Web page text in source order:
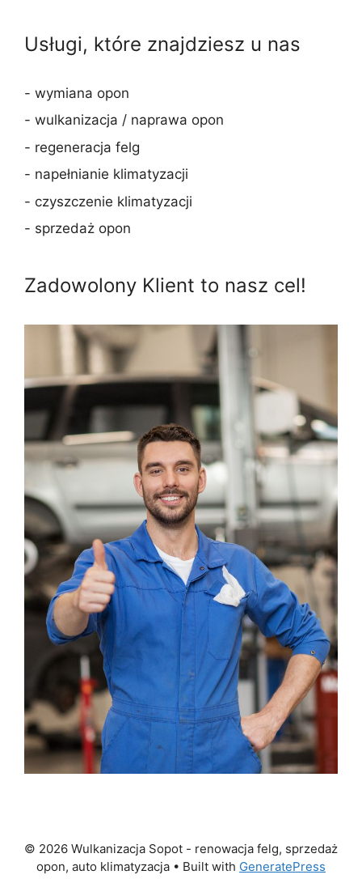
Usługi, które znajdziesz u nas
- wymiana opon
- wulkanizacja / naprawa opon
- regeneracja felg
- napełnianie klimatyzacji
- czyszczenie klimatyzacji
- sprzedaż opon
Zadowolony Klient to nasz cel!
© 2026 Wulkanizacja Sopot - renowacja felg, sprzedaż
opon, auto klimatyzacja • Built with GeneratePress